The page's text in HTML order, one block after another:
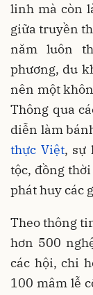
linh mà còn
giữa truyền
năm luôn
phương, du
nên một
Thông qua
diễn làm
thực Việt, sự
tộc, đồng
phát huy các
Theo thông
hơn 500
các hội, chi
100 mâm lễ